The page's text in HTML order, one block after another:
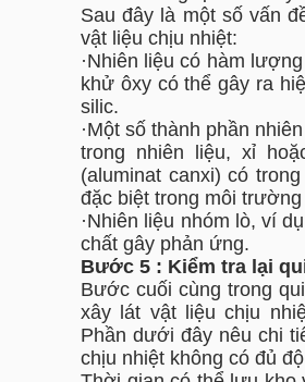
Sau đây là một số vấn
vật liệu chịu nhiệt:
·Nhiên liệu có hàm
khử ôxy có thể gây ra
silic.
·Một số thành phần
trong nhiên liệu, xỉ
(aluminat canxi) có
đặc biệt trong môi
·Nhiên liệu nhóm lò, ví
chất gây phản ứng.
Bước 5 : Kiểm tra lại
Bước cuối cùng trong
xây lát vật liệu chịu
Phần dưới đây nêu chi
chịu nhiệt không có đủ